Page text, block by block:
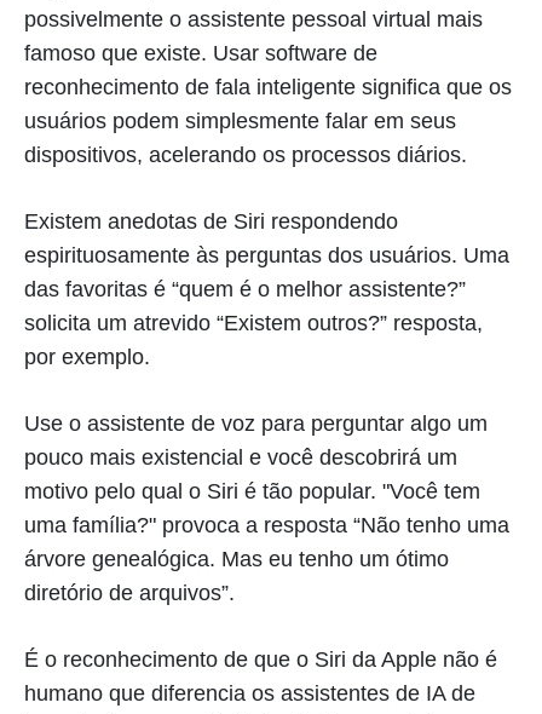
possivelmente o assistente pessoal virtual mais
famoso que existe. Usar software de
reconhecimento de fala inteligente significa que os
usuários podem simplesmente falar em seus
dispositivos, acelerando os processos diários.
Existem anedotas de Siri respondendo
espirituosamente às perguntas dos usuários. Uma
das favoritas é “quem é o melhor assistente?”
solicita um atrevido “Existem outros?” resposta,
por exemplo.
Use o assistente de voz para perguntar algo um
pouco mais existencial e você descobrirá um
motivo pelo qual o Siri é tão popular. "Você tem
uma família?" provoca a resposta “Não tenho uma
árvore genealógica. Mas eu tenho um ótimo
diretório de arquivos”.
É o reconhecimento de que o Siri da Apple não é
humano que diferencia os assistentes de IA de